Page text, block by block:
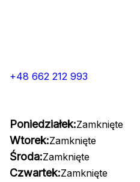
+48 662 212 993
Poniedziałek:Zamknięte
Wtorek:Zamknięte
Środa:Zamknięte
Czwartek:Zamknięte